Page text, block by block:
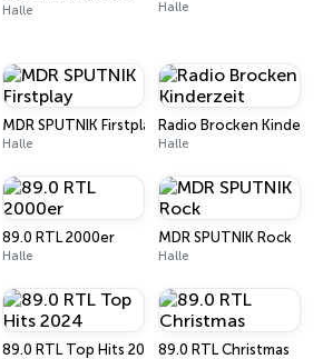
Konzert
Halle Halle
MDR SPUTNIK Firstplay
Halle
Radio Brocken
Halle
89.0 RTL 2000er
Halle
MDR SPUTNIK Rock
Halle
89.0 RTL Top Hits 202489.0 RTL Christmas